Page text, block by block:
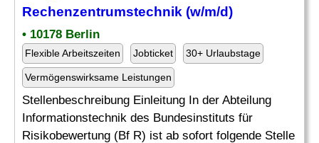
Rechenzentrumstechnik (w/m/d)
• 10178 Berlin
Flexible Arbeitszeiten Jobticket 30+ Urlaubstage
Vermögenswirksame Leistungen
Stellenbeschreibung Einleitung In der Abteilung
Informationstechnik des Bundesinstituts für
Risikobewertung (Bf R) ist ab sofort folgende Stelle